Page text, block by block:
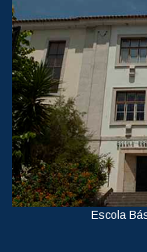
Escola